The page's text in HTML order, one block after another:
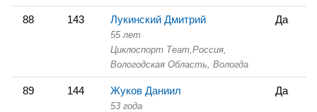
88 143 Лукинский Дмитрий
55 лет
Циклоспорт Теаm, Россия,
Вологодская Область, Вологда
Да
89 144 Жуков Даниил
53 года
Да